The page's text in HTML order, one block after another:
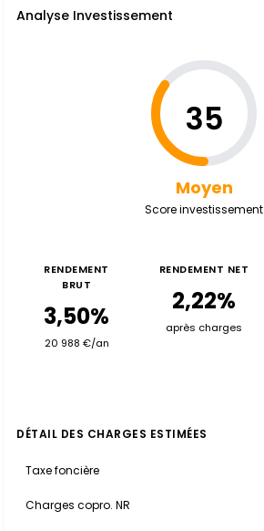
Analyse Investissement
35
Moyen
Score investissement
RENDEMENT
BRUT
3,50%
20 988 €/an
RENDEMENT NET
2,22%
après charges
DÉTAIL DES CHARGES ESTIMÉES
Taxe foncière
Charges copro. NR